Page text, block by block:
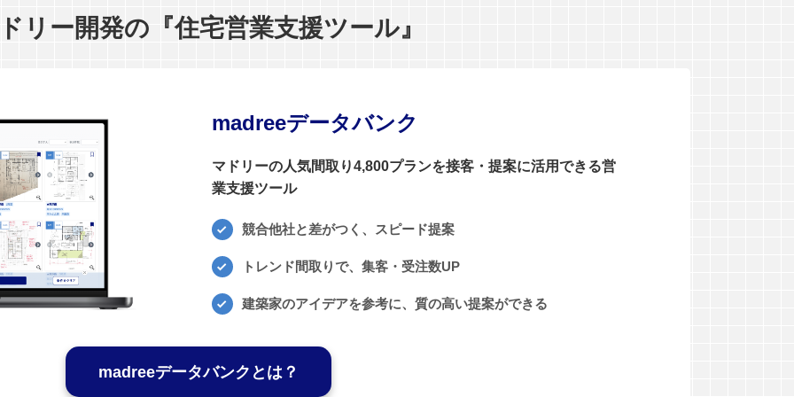
リー開発の『住宅営業支援ツール』
madreeデータバンク
マドリーの人気間取り4,800プランを接客・提案に活用できる営
業支援ツール
競合他社と差がつく、スピード提案
トレンド間取りで、集客・受注数UP
建築家のアイデアを参考に、質の高い提案ができる
madreeデータバンクとは？